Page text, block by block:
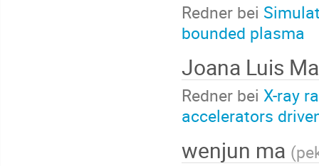
Redner bei
bounded plasma
Joana Luis
Redner bei X-ray
accelerators
wenjun ma (